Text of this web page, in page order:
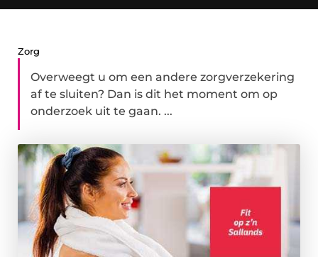
Zorg
Overweegt u om een andere zorgverzekering
af te sluiten? Dan is dit het moment om op
onderzoek uit te gaan. ...